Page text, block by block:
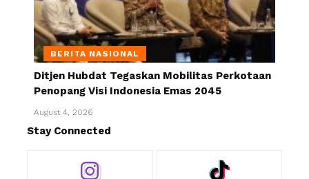
BERITA NASIONAL
Ditjen Hubdat Tegaskan Mobilitas Perkotaan
Penopang Visi Indonesia Emas 2045
August 4, 2026
Stay Connected